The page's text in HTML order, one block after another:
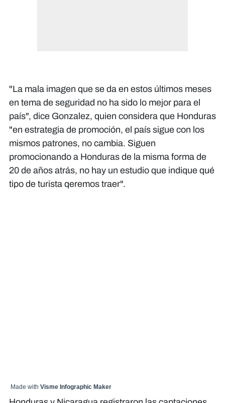
"La mala imagen que se da en estos últimos meses
en tema de seguridad no ha sido lo mejor para el
país", dice Gonzalez, quien considera que Honduras
"en estrategia de promoción, el país sigue con los
mismos patrones, no cambia. Siguen
promocionando a Honduras de la misma forma de
20 de años atrás, no hay un estudio que indique qué
tipo de turista qeremos traer".
Made with Visme Infographic Maker